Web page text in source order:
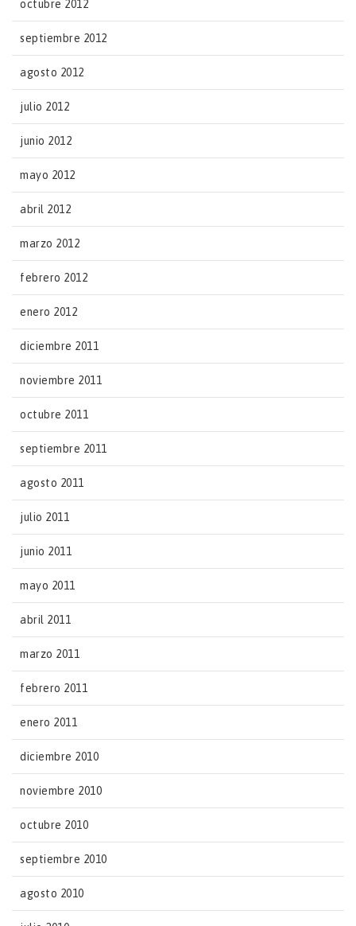
octubre 2012
septiembre 2012
agosto 2012
julio 2012
junio 2012
mayo 2012
abril 2012
marzo 2012
febrero 2012
enero 2012
diciembre 2011
noviembre 2011
octubre 2011
septiembre 2011
agosto 2011
julio 2011
junio 2011
mayo 2011
abril 2011
marzo 2011
febrero 2011
enero 2011
diciembre 2010
noviembre 2010
octubre 2010
septiembre 2010
agosto 2010